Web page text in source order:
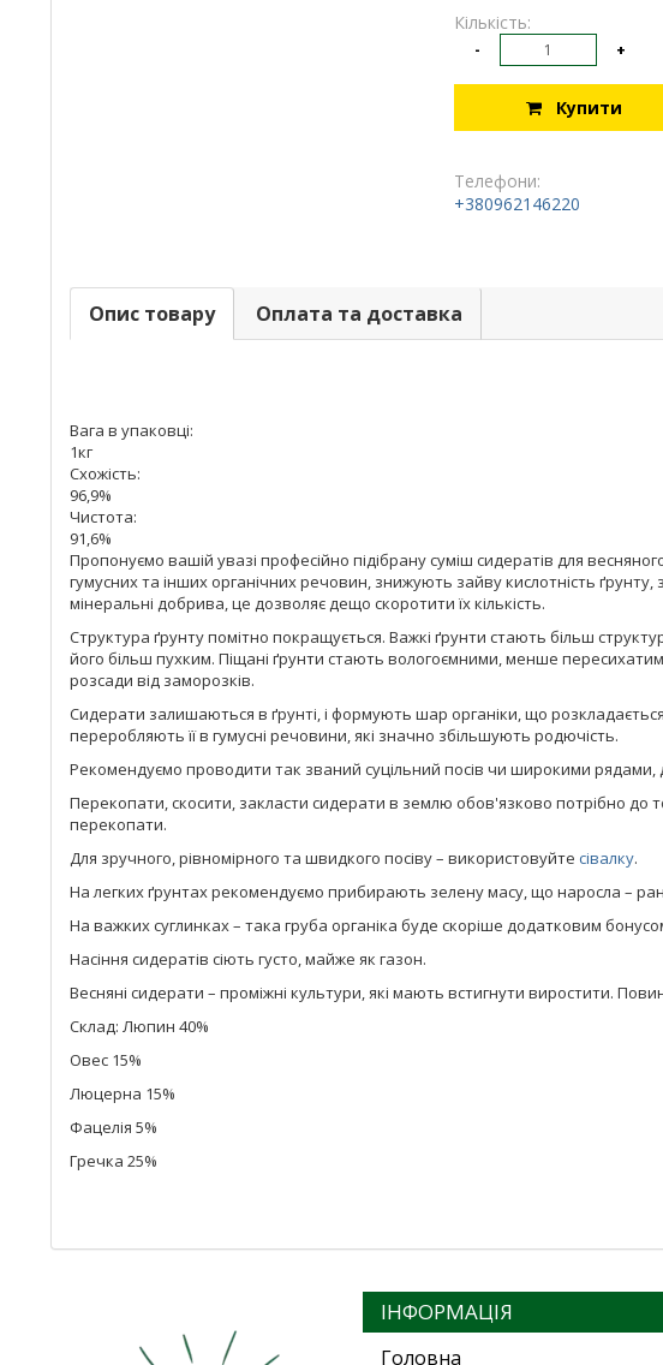
Кількість:
- +
Купити
Телефони:
+380962146220
Опис товару Оплата та доставка
Вага в упаковці:
1кг
Схожість:
96,9%
Чистота:
91,6%
Пропонуємо вашій увазі професійно підібрану суміш сидератів для
гумусних та інших органічних речовин, знижують зайву кислотність
мінеральні добрива, це дозволяє дещо скоротити їх кількість.
Структура ґрунту помітно покращується. Важкі ґрунти стають більш
його більш пухким. Піщані ґрунти стають вологоємними, менше
розсади від заморозків.
Сидерати залишаються в ґрунті, і формують шар органіки, що
переробляють її в гумусні речовини, які значно збільшують родючість.
Рекомендуємо проводити так званий суцільний посів чи широкими рядами,
Перекопати, скосити, закласти сидерати в землю обов'язково потрібно до
перекопати.
Для зручного, рівномірного та швидкого посіву – використовуйте сівалку.
На легких ґрунтах рекомендуємо прибирають зелену масу, що наросла –
На важких суглинках – така груба органіка буде скоріше додатковим
Насіння сидератів сіють густо, майже як газон.
Весняні сидерати – проміжні культури, які мають встигнути виростити.
Склад: Люпин 40%
Овес 15%
Люцерна 15%
Фацелія 5%
Гречка 25%
ІНФОРМАЦІЯ
Головна